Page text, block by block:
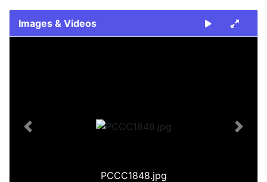
Images & Videos
PCCC1848.jpg
Previous Next